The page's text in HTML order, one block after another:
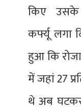
किए उसके
कर्फ्यू लगा
हुआ कि
में जहां 27
थे अब